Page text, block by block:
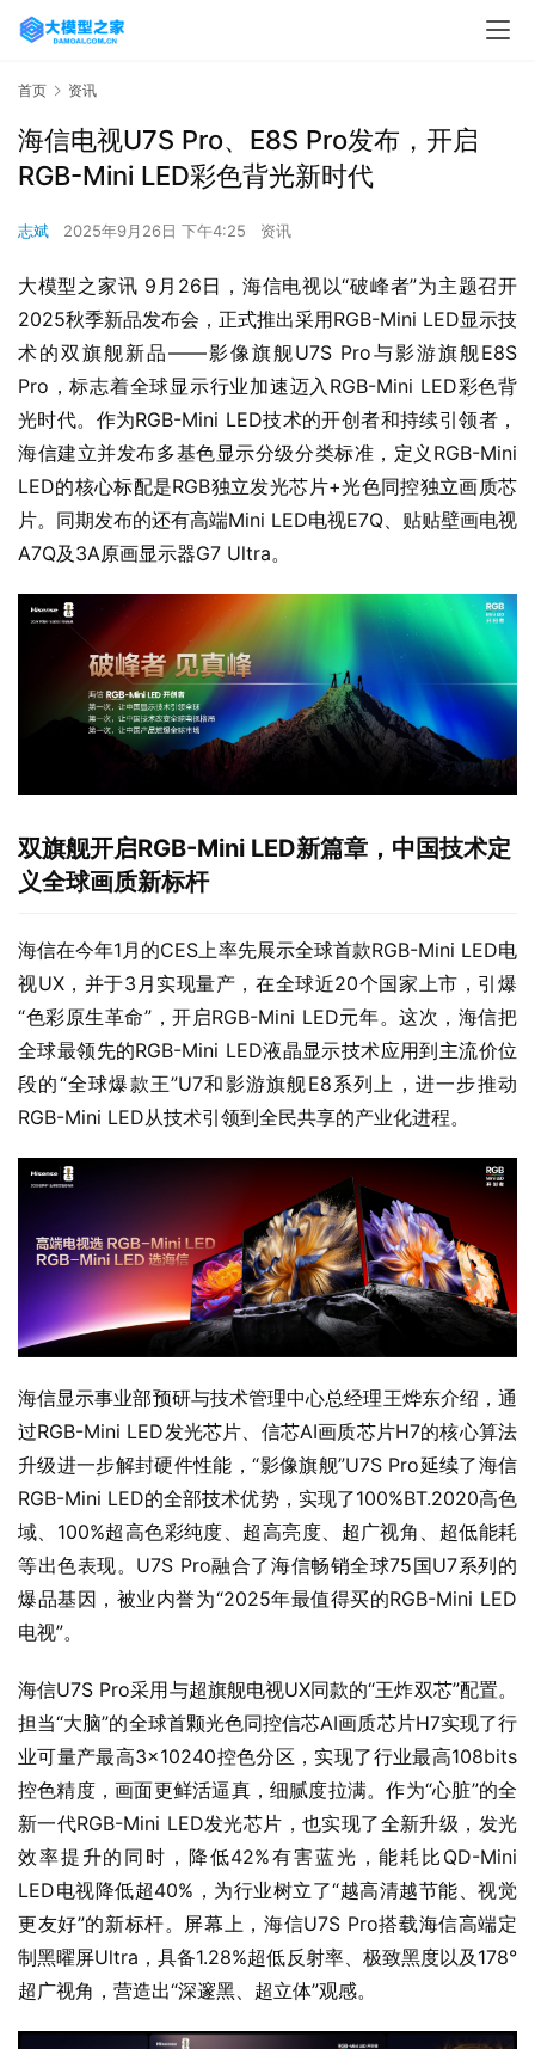
首页 资讯
海信电视U7S Pro、E8S Pro发布，开启
RGB-Mini LED彩色背光新时代
志斌 2025年9月26日 下午4:25 资讯
大模型之家讯 9月26日，海信电视以“破峰者”为主题召开
2025秋季新品发布会，正式推出采用RGB-Mini LED显示技
术的双旗舰新品——影像旗舰U7S Pro与影游旗舰E8S
Pro，标志着全球显示行业加速迈入RGB-Mini LED彩色背
光时代。作为RGB-Mini LED技术的开创者和持续引领者，
海信建立并发布多基色显示分级分类标准，定义RGB-Mini
LED的核心标配是RGB独立发光芯片+光色同控独立画质芯
片。同期发布的还有高端Mini LED电视E7Q、贴贴壁画电视
A7Q及3A原画显示器G7 Ultra。
双旗舰开启RGB-Mini LED新篇章，中国技术定
义全球画质新标杆
海信在今年1月的CES上率先展示全球首款RGB-Mini LED电
视UX，并于3月实现量产，在全球近20个国家上市，引爆
“色彩原生革命”，开启RGB-Mini LED元年。这次，海信把
全球最领先的RGB-Mini LED液晶显示技术应用到主流价位
段的“全球爆款王”U7和影游旗舰E8系列上，进一步推动
RGB-Mini LED从技术引领到全民共享的产业化进程。
海信显示事业部预研与技术管理中心总经理王烨东介绍，通
过RGB-Mini LED发光芯片、信芯AI画质芯片H7的核心算法
升级进一步解封硬件性能，“影像旗舰”U7S Pro延续了海信
RGB-Mini LED的全部技术优势，实现了100%BT.2020高色
域、100%超高色彩纯度、超高亮度、超广视角、超低能耗
等出色表现。U7S Pro融合了海信畅销全球75国U7系列的
爆品基因，被业内誉为“2025年最值得买的RGB-Mini LED
电视”。
海信U7S Pro采用与超旗舰电视UX同款的“王炸双芯”配置。
担当“大脑”的全球首颗光色同控信芯AI画质芯片H7实现了行
业可量产最高3×10240控色分区，实现了行业最高108bits
控色精度，画面更鲜活逼真，细腻度拉满。作为“心脏”的全
新一代RGB-Mini LED发光芯片，也实现了全新升级，发光
效率提升的同时，降低42%有害蓝光，能耗比QD-Mini
LED电视降低超40%，为行业树立了“越高清越节能、视觉
更友好”的新标杆。屏幕上，海信U7S Pro搭载海信高端定
制黑曜屏Ultra，具备1.28%超低反射率、极致黑度以及178°
超广视角，营造出“深邃黑、超立体”观感。